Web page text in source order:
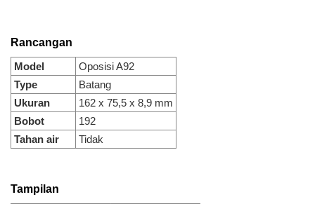
Rancangan
Model
Oposisi A92
Type
Batang
Ukuran
162 x 75,5 x 8,9 mm
Bobot
192
Tahan air
Tidak
Tampilan